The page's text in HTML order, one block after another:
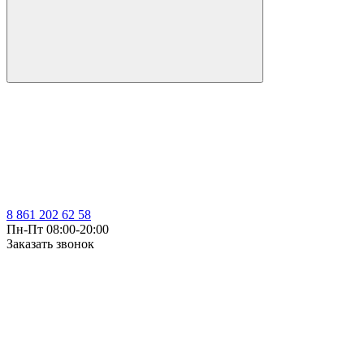
8 861 202 62 58
Пн-Пт 08:00-20:00
Заказать звонок